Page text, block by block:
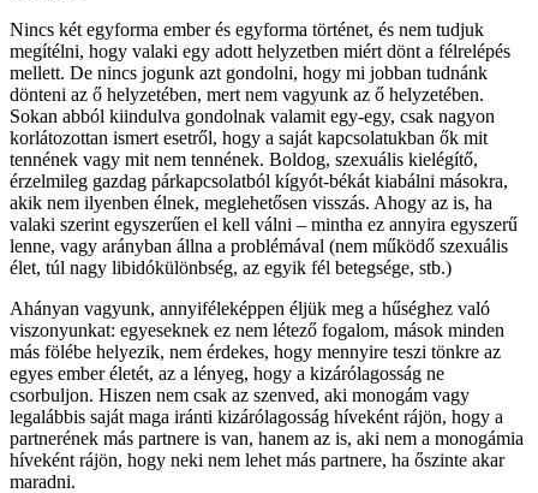
Nincs két egyforma ember és egyforma történet, és nem tudjuk
megítélni, hogy valaki egy adott helyzetben miért dönt a félrelépés
mellett. De nincs jogunk azt gondolni, hogy mi jobban tudnánk
dönteni az ő helyzetében, mert nem vagyunk az ő helyzetében.
Sokan abból kiindulva gondolnak valamit egy-egy, csak nagyon
korlátozottan ismert esetről, hogy a saját kapcsolatukban ők mit
tennének vagy mit nem tennének. Boldog, szexuális kielégítő,
érzelmileg gazdag párkapcsolatból kígyót-békát kiabálni másokra,
akik nem ilyenben élnek, meglehetősen visszás. Ahogy az is, ha
valaki szerint egyszerűen el kell válni – mintha ez annyira egyszerű
lenne, vagy arányban állna a problémával (nem működő szexuális
élet, túl nagy libidókülönbség, az egyik fél betegsége, stb.)
Ahányan vagyunk, annyiféleképpen éljük meg a hűséghez való
viszonyunkat: egyeseknek ez nem létező fogalom, mások minden
más fölébe helyezik, nem érdekes, hogy mennyire teszi tönkre az
egyes ember életét, az a lényeg, hogy a kizárólagosság ne
csorbuljon. Hiszen nem csak az szenved, aki monogám vagy
legalábbis saját maga iránti kizárólagosság híveként rájön, hogy a
partnerének más partnere is van, hanem az is, aki nem a monogámia
híveként rájön, hogy neki nem lehet más partnere, ha őszinte akar
maradni.